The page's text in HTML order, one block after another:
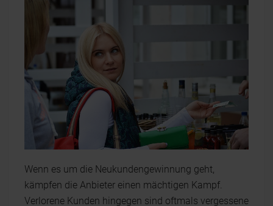
Wenn es um die Neukundengewinnung geht,
kämpfen die Anbieter einen mächtigen Kampf.
Verlorene Kunden hingegen sind oftmals vergessene